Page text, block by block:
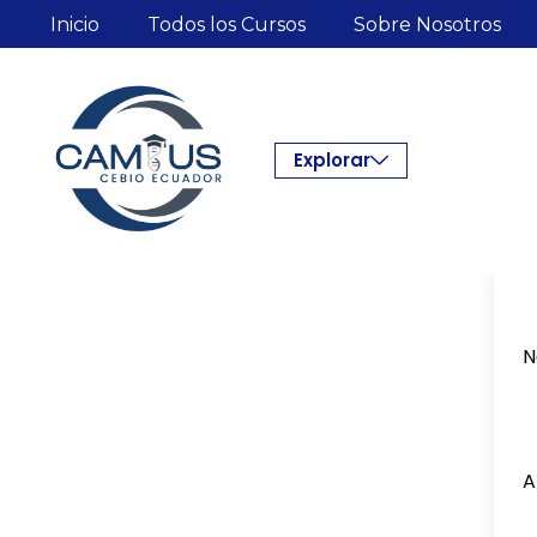
Inicio Todos los Cursos Sobre Nosotros
Explorar